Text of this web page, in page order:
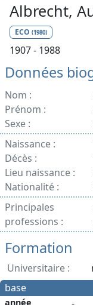
Albrecht,
ECO (1980)
1907 - 1988
Données
Nom :
Prénom :
Sexe :
Naissance :
Décès :
Lieu naissance :
Nationalité :
Principales
professions :
Formation
Universitaire :
base
année